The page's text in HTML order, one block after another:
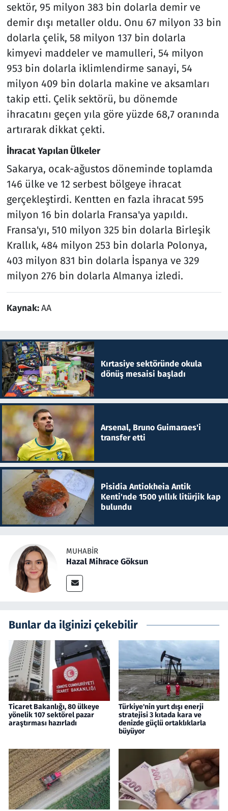
sektör, 95 milyon 383 bin dolarla demir ve
demir dışı metaller oldu. Onu 67 milyon 33 bin
dolarla çelik, 58 milyon 137 bin dolarla
kimyevi maddeler ve mamulleri, 54 milyon
953 bin dolarla iklimlendirme sanayi, 54
milyon 409 bin dolarla makine ve aksamları
takip etti. Çelik sektörü, bu dönemde
ihracatını geçen yıla göre yüzde 68,7 oranında
artırarak dikkat çekti.
İhracat Yapılan Ülkeler
Sakarya, ocak-ağustos döneminde toplamda
146 ülke ve 12 serbest bölgeye ihracat
gerçekleştirdi. Kentten en fazla ihracat 595
milyon 16 bin dolarla Fransa'ya yapıldı.
Fransa'yı, 510 milyon 325 bin dolarla Birleşik
Krallık, 484 milyon 253 bin dolarla Polonya,
403 milyon 831 bin dolarla İspanya ve 329
milyon 276 bin dolarla Almanya izledi.
Kaynak:AA
Kırtasiye sektöründe okula
dönüş mesaisi başladı
Arsenal, Bruno Guimaraes'i
transfer etti
Pisidia Antiokheia Antik
Kenti'nde 1500 yıllık litürjik kap
bulundu
MUHABIR
Hazal Mihrace Göksun
Bunlar da ilginizi çekebilir
Ticaret Bakanlığı, 80 ülkeye
yönelik 107 sektörel pazar
araştırması hazırladı
Türkiye'nin yurt dışı enerji
stratejisi 3 kıtada kara ve
denizde güçlü ortaklıklarla
büyüyor